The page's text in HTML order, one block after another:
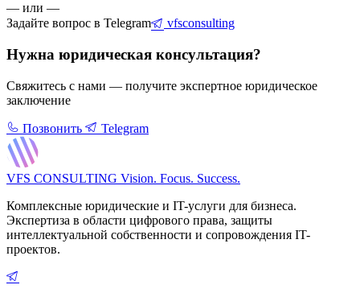
— или —
Задайте вопрос в Telegram
vfsconsulting
Нужна юридическая консультация?
Свяжитесь с нами — получите экспертное юридическое
заключение
Позвонить Telegram
VFS CONSULTING Vision. Focus. Success.
Комплексные юридические и IT-услуги для бизнеса.
Экспертиза в области цифрового права, защиты
интеллектуальной собственности и сопровождения IT-
проектов.